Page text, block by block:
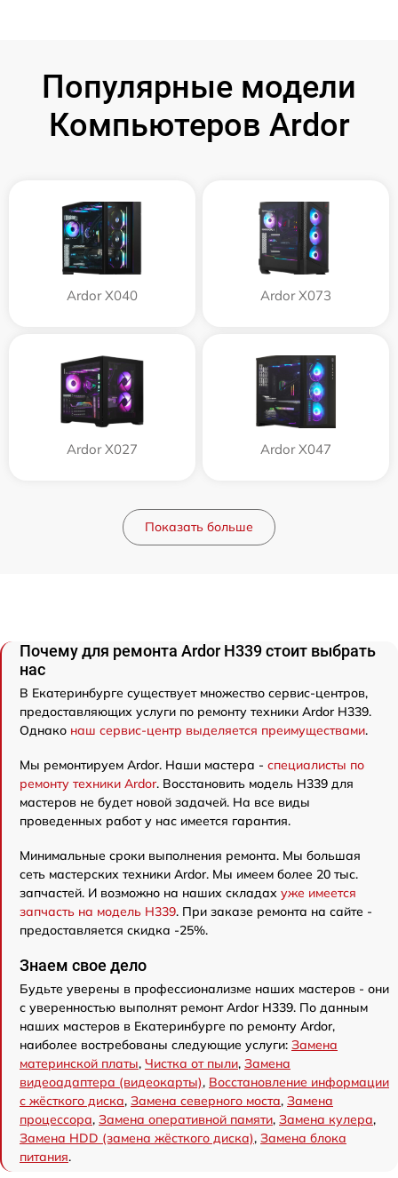
Популярные модели
Компьютеров Ardor
Ardor X040 Ardor X073
Ardor X027 Ardor X047
Показать больше
Почему для ремонта Ardor H339 стоит выбрать
нас
В Екатеринбурге существует множество сервис-центров,
предоставляющих услуги по ремонту техники Ardor H339.
Однако наш сервис-центр выделяется преимуществами.
Мы ремонтируем Ardor. Наши мастера - специалисты по
ремонту техники Ardor. Восстановить модель H339 для
мастеров не будет новой задачей. На все виды
проведенных работ у нас имеется гарантия.
Минимальные сроки выполнения ремонта. Мы большая
сеть мастерских техники Ardor. Мы имеем более 20 тыс.
запчастей. И возможно на наших складах уже имеется
запчасть на модель H339. При заказе ремонта на сайте -
предоставляется скидка -25%.
Знаем свое дело
Будьте уверены в профессионализме наших мастеров - они
с уверенностью выполнят ремонт Ardor H339. По данным
наших мастеров в Екатеринбурге по ремонту Ardor,
наиболее востребованы следующие услуги: Замена
материнской платы, Чистка от пыли, Замена
видеоадаптера (видеокарты), Восстановление информации
с жёсткого диска, Замена северного моста, Замена
процессора, Замена оперативной памяти, Замена кулера,
Замена HDD (замена жёсткого диска), Замена блока
питания.